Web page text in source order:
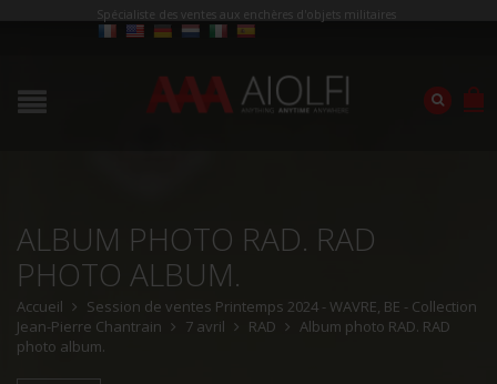
Spécialiste des ventes aux enchères d'objets militaires
ALBUM PHOTO RAD. RAD
PHOTO ALBUM.
Accueil
Session de ventes Printemps 2024 - WAVRE, BE - Collection
Jean-Pierre Chantrain
7 avril RAD
Album photo RAD. RAD
photo album.